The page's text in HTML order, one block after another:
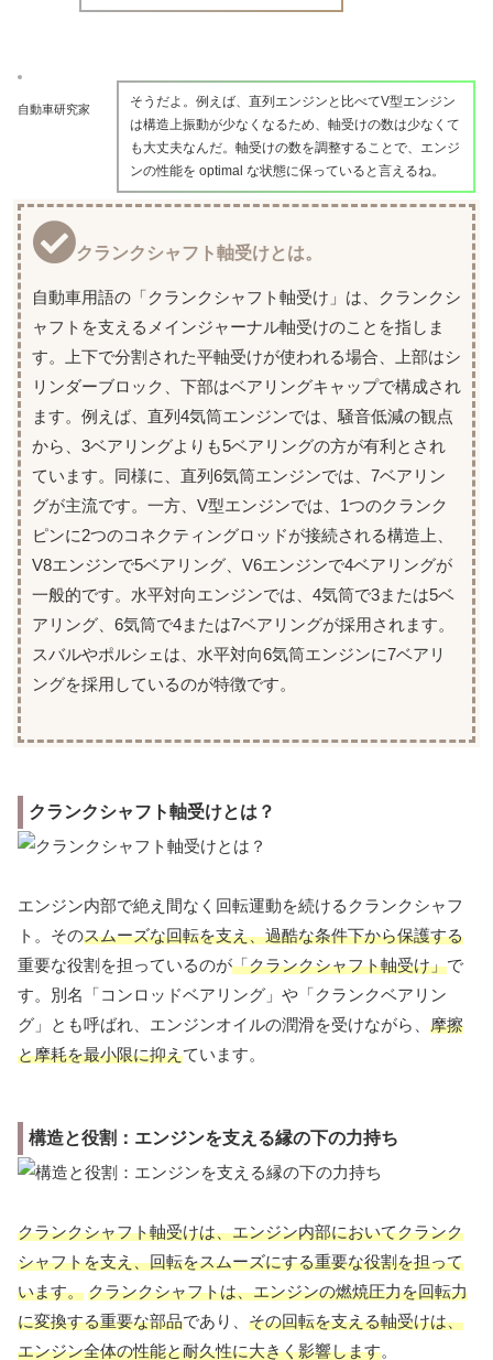
自動車研究家
そうだよ。例えば、直列エンジンと比べてV型エンジン
は構造上振動が少なくなるため、軸受けの数は少なくて
も大丈夫なんだ。軸受けの数を調整することで、エンジ
ンの性能を optimal な状態に保っていると言えるね。
クランクシャフト軸受けとは。
自動車用語の「クランクシャフト軸受け」は、クランクシ
ャフトを支えるメインジャーナル軸受けのことを指しま
す。上下で分割された平軸受けが使われる場合、上部はシ
リンダーブロック、下部はベアリングキャップで構成され
ます。例えば、直列4気筒エンジンでは、騒音低減の観点
から、3ベアリングよりも5ベアリングの方が有利とされ
ています。同様に、直列6気筒エンジンでは、7ベアリン
グが主流です。一方、V型エンジンでは、1つのクランク
ピンに2つのコネクティングロッドが接続される構造上、
V8エンジンで5ベアリング、V6エンジンで4ベアリングが
一般的です。水平対向エンジンでは、4気筒で3または5ベ
アリング、6気筒で4または7ベアリングが採用されます。
スバルやポルシェは、水平対向6気筒エンジンに7ベアリ
ングを採用しているのが特徴です。
クランクシャフト軸受けとは？
エンジン内部で絶え間なく回転運動を続けるクランクシャフ
ト。そのスムーズな回転を支え、過酷な条件下から保護する
重要な役割を担っているのが「クランクシャフト軸受け」で
す。別名「コンロッドベアリング」や「クランクベアリン
グ」とも呼ばれ、エンジンオイルの潤滑を受けながら、 摩擦
と摩耗を最小限に抑えています。
構造と役割：エンジンを支える縁の下の力持ち
クランクシャフト軸受けは、エンジン内部においてクランク
シャフトを支え、回転をスムーズにする重要な役割を担って
います。 クランクシャフトは、エンジンの燃焼圧力を回転力
に変換する重要な部品であり、 その回転を支える軸受けは、
エンジン全体の性能と耐久性に大きく影響します。